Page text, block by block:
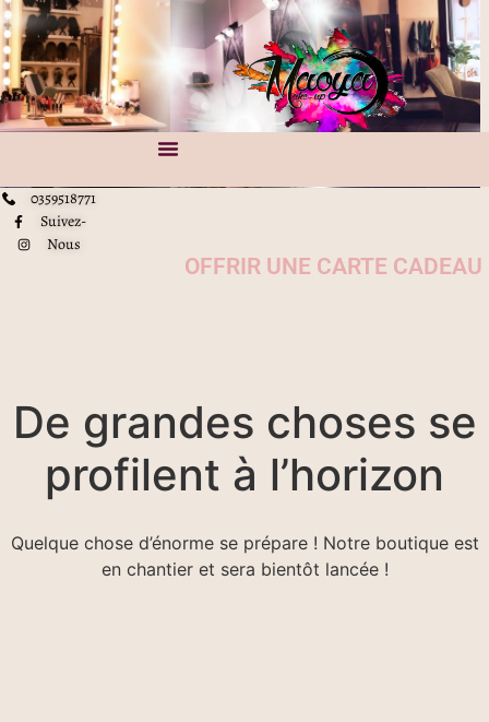
0359518771
Suivez-
Nous
OFFRIR UNE CARTE CADEAU
De grandes choses se
profilent à l’horizon
Quelque chose d’énorme se prépare ! Notre boutique est
en chantier et sera bientôt lancée !